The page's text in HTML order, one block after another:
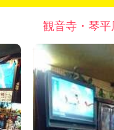
観音寺・琴平